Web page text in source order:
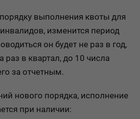
выполнения квоты для
изменится период
он будет не раз в год,
раз в квартал, до 10 числа
за отчетным.
нового порядка, исполнение
при наличии: